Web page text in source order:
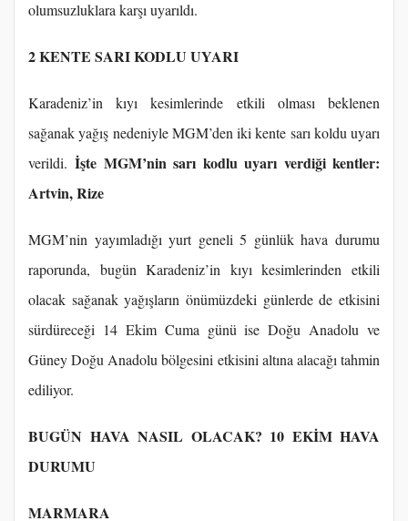
olumsuzluklara karşı uyarıldı.
2 KENTE SARI KODLU UYARI
Karadeniz’in kıyı kesimlerinde etkili olması beklenen
sağanak yağış nedeniyle MGM’den iki kente sarı koldu uyarı
verildi. İşte MGM’nin sarı kodlu uyarı verdiği kentler:
Artvin, Rize
MGM’nin yayımladığı yurt geneli 5 günlük hava durumu
raporunda, bugün Karadeniz’in kıyı kesimlerinden etkili
olacak sağanak yağışların önümüzdeki günlerde de etkisini
sürdüreceği 14 Ekim Cuma günü ise Doğu Anadolu ve
Güney Doğu Anadolu bölgesini etkisini altına alacağı tahmin
ediliyor.
BUGÜN HAVA NASIL OLACAK? 10 EKİM HAVA
DURUMU
MARMARA